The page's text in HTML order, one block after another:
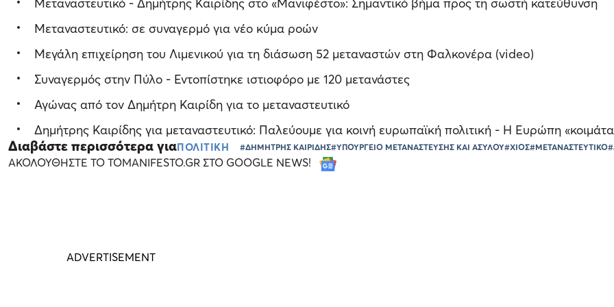
Μεταναστευτικό - Δημήτρης Καιρίδης στο «Μανιφέστο»: Σημαντικό βήμα προς τη σωστή κατεύθυνση
Μεταναστευτικό: σε συναγερμό για νέο κύμα ροών
Μεγάλη επιχείρηση του Λιμενικού για τη διάσωση 52 μεταναστών στη Φαλκονέρα (video)
Συναγερμός στην Πύλο - Εντοπίστηκε ιστιοφόρο με 120 μετανάστες
Αγώνας από τον Δημήτρη Καιρίδη για το μεταναστευτικό
Δημήτρης Καιρίδης για μεταναστευτικό: Παλεύουμε για κοινή ευρωπαϊκή πολιτική - Η Ευρώπη
Διαβάστε περισσότερα γιαΠΟΛΙΤΙΚΗ #ΔΗΜΗΤΡΗΣ ΚΑΙΡΙΔΗΣ#ΥΠΟΥΡΓΕΙΟ ΜΕΤΑΝΑΣΤΕΥΣΗΣ ΚΑΙ ΑΣΥΛΟΥ#ΧΙΟΣ#ΜΕΤΑΝΑΣΤΕΥΤΙΚΟ
ΑΚΟΛΟΥΘΗΣΤΕ ΤΟ TOMANIFESTO.GR ΣΤΟ GOOGLE NEWS!